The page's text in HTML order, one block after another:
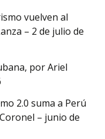
vuelven al
– 2 de julio de
por Ariel
2.0 suma a Perú
– junio de